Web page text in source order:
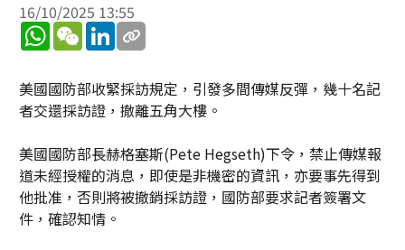
16/10/2025 13:55
WhatsApp
WeChatLinkedIn
美國國防部收緊採訪規定，引發多間傳媒反彈，幾十名記
者交還採訪證，撤離五角大樓。
美國國防部長赫格塞斯(Pete Hegseth)下令，禁止傳媒報
道未經授權的消息，即使是非機密的資訊，亦要事先得到
他批准，否則將被撤銷採訪證，國防部要求記者簽署文
件，確認知情。